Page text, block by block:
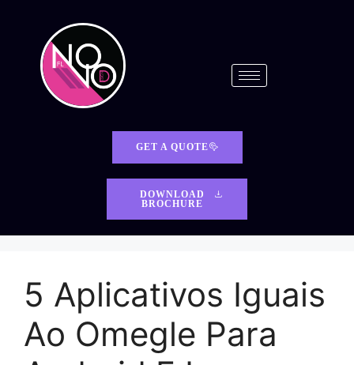
GET A QUOTE
DOWNLOAD
BROCHURE
5 Aplicativos Iguais
Ao Omegle Para